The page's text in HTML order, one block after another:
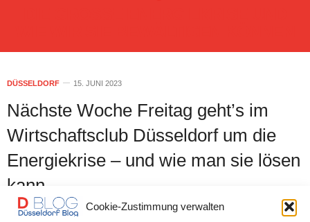
Cookie-Zustimmung verwalten
DÜSSELDORF 15. JUNI 2023
Nächste Woche Freitag geht’s im
Wirtschaftsclub Düsseldorf um die
Energiekrise – und wie man sie lösen
kann
Am Freitag, dem 23. Juni (19 Uhr) im #Wirtschaftsclub_Düsseldorf.